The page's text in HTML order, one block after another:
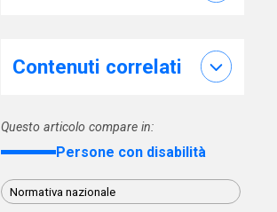
Contenuti correlati
Questo articolo compare in:
Persone con disabilità
Normativa nazionale